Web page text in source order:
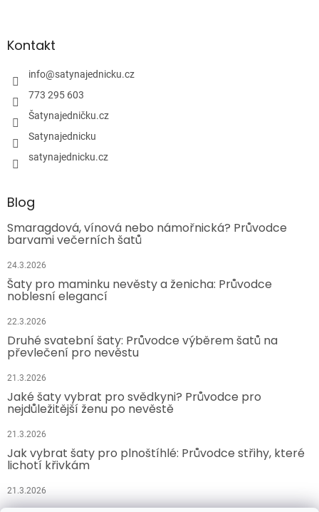
Kontakt
info@satynajednicku.cz
773 295 603
Šatynajedničku.cz
Satynajednicku
satynajednicku.cz
Blog
Smaragdová, vínová nebo námořnická? Průvodce
barvami večerních šatů
24.3.2026
Šaty pro maminku nevěsty a ženicha: Průvodce
noblesní elegancí
22.3.2026
Druhé svatební šaty: Průvodce výběrem šatů na
převlečení pro nevěstu
21.3.2026
Jaké šaty vybrat pro svědkyni? Průvodce pro
nejdůležitější ženu po nevěstě
21.3.2026
Jak vybrat šaty pro plnoštíhlé: Průvodce střihy, které
lichotí křivkám
21.3.2026